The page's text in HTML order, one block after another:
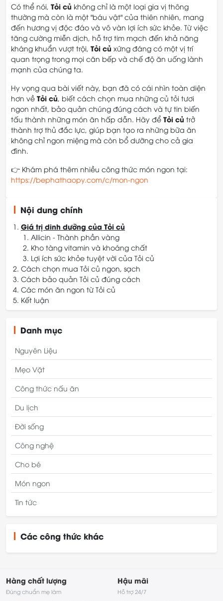
Có thể nói, Tỏi củ không chỉ là một loại gia vị thông
thường mà còn là một "báu vật" của thiên nhiên, mang
đến hương vị độc đáo và vô vàn lợi ích sức khỏe. Từ việc
tăng cường miễn dịch, hỗ trợ tim mạch đến khả năng
kháng khuẩn vượt trội, Tỏi củ xứng đáng có một vị trí
quan trọng trong mọi căn bếp và chế độ ăn uống lành
mạnh của chúng ta.
Hy vọng qua bài viết này, bạn đã có cái nhìn toàn diện
hơn về Tỏi củ , biết cách chọn mua những củ tỏi tươi
ngon nhất, bảo quản chúng đúng cách và tự tin biến
tấu thành những món ăn hấp dẫn. Hãy để Tỏi củ trở
thành trợ thủ đắc lực, giúp bạn tạo ra những bữa ăn
không chỉ ngon miệng mà còn bổ dưỡng cho cả gia
đình.
👉 Khám phá thêm nhiều công thức món ngon tại:
https://bephathaopy.com/c/mon-ngon
Nội dung chính
Giá trị dinh dưỡng của Tỏi củ
Allicin - Thành phần vàng
Kho tàng vitamin và khoáng chất
Lợi ích sức khỏe tuyệt vời của Tỏi củ
Cách chọn mua Tỏi củ ngon, sạch
Quan sát vỏ ngoài
Kiểm tra độ chắc và nặng
Cảm nhận mùi hương
Cách bảo quản Tỏi củ đúng cách
Bảo quản nguyên củ ở nhiệt độ phòng
Bảo quản tỏi đã bóc vỏ hoặc băm nhuyễn
Các món ăn ngon từ Tỏi củ
Tỏi phi thơm - "Linh hồn" của nhiều món ăn
Nước chấm tỏi ớt - Gia vị không thể thiếu
Kết luận
Danh mục
Nguyên Liệu
Mẹo Vặt
Công thức nấu ăn
Du lịch
Đời sống
Công nghệ
Cho bé
Món ngon
Tin tức
Các công thức khác
Hàng chất lượng
Đúng chuẩn mẹ làm
Hậu mãi
Hỗ trợ 24/7